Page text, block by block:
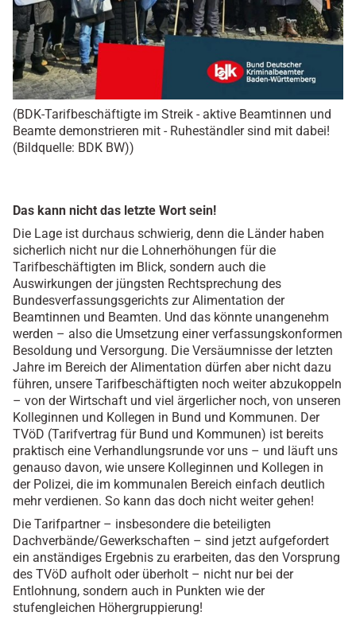
(BDK-Tarifbeschäftigte im Streik - aktive Beamtinnen und
Beamte demonstrieren mit - Ruheständler sind mit dabei!
(Bildquelle: BDK BW))
Das kann nicht das letzte Wort sein!
Die Lage ist durchaus schwierig, denn die Länder haben
sicherlich nicht nur die Lohnerhöhungen für die
Tarifbeschäftigten im Blick, sondern auch die
Auswirkungen der jüngsten Rechtsprechung des
Bundesverfassungsgerichts zur Alimentation der
Beamtinnen und Beamten. Und das könnte unangenehm
werden – also die Umsetzung einer verfassungskonformen
Besoldung und Versorgung. Die Versäumnisse der letzten
Jahre im Bereich der Alimentation dürfen aber nicht dazu
führen, unsere Tarifbeschäftigten noch weiter abzukoppeln
– von der Wirtschaft und viel ärgerlicher noch, von unseren
Kolleginnen und Kollegen in Bund und Kommunen. Der
TVöD (Tarifvertrag für Bund und Kommunen) ist bereits
praktisch eine Verhandlungsrunde vor uns – und läuft uns
genauso davon, wie unsere Kolleginnen und Kollegen in
der Polizei, die im kommunalen Bereich einfach deutlich
mehr verdienen. So kann das doch nicht weiter gehen!
Die Tarifpartner – insbesondere die beteiligten
Dachverbände/Gewerkschaften – sind jetzt aufgefordert
ein anständiges Ergebnis zu erarbeiten, das den Vorsprung
des TVöD aufholt oder überholt – nicht nur bei der
Entlohnung, sondern auch in Punkten wie der
stufengleichen Höhergruppierung!